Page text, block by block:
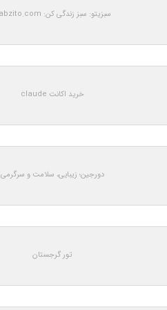
سبزیتو: سبز زندگی کن: Sabzito.com
خرید اکانت claude
دورجین؛ زیبایی، سلامت و سرگرمی
تور گرجستان